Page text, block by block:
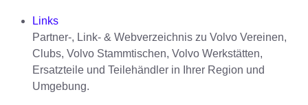
Links
Partner-, Link- & Webverzeichnis zu Volvo Vereinen,
Clubs, Volvo Stammtischen, Volvo Werkstätten,
Ersatzteile und Teilehändler in Ihrer Region und
Umgebung.